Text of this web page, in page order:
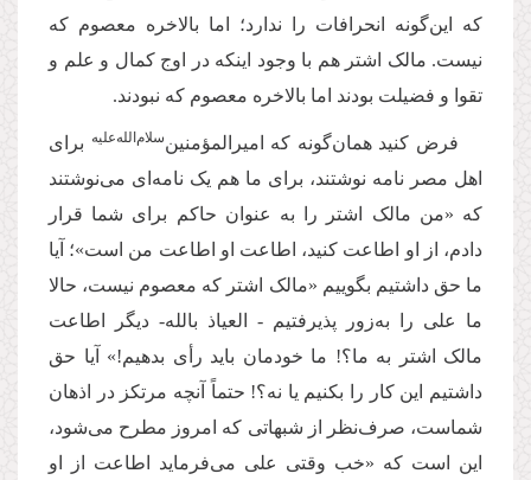
که این‌گونه انحرافات را ندارد؛ اما بالاخره معصوم که
نیست. مالک اشتر هم با وجود اینکه در اوج کمال و علم و
تقوا و فضیلت بودند اما بالاخره معصوم که نبودند.
فرض کنید همان‌گونه که امیرالمؤمنین‌‌سلام‌‌الله‌‌عليه برای
اهل مصر نامه نوشتند، برای ما هم یک نامه‌ای می‌نوشتند
که «من مالک اشتر را به عنوان حاکم برای شما قرار
دادم، از او اطاعت کنید، اطاعت او اطاعت من است»؛ آیا
ما حق داشتیم بگوییم «مالک اشتر که معصوم نیست، حالا
ما علی را به‌زور پذیرفتیم - العیاذ بالله- دیگر اطاعت
مالک اشتر به ما؟! ما خودمان باید رأی بدهیم!» آیا حق
داشتیم این کار را بکنیم یا نه؟! حتماً آنچه مرتکز در اذهان
شماست، صرف‌نظر از شبهاتی که امروز مطرح می‌شود،
این است که «خب وقتی علی می‌فرماید اطاعت از او